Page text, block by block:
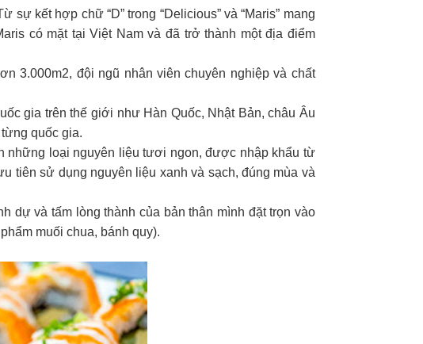
kết hợp chữ “D” trong “Delicious” và “Maris” mang
có mặt tại Việt Nam và đã trở thành một địa điểm
3.000m2, đội ngũ nhân viên chuyên nghiệp và chất
gia trên thế giới như Hàn Quốc, Nhật Bản, châu Âu
quốc gia.
những loại nguyên liệu tươi ngon, được nhập khẩu từ
tiên sử dụng nguyên liệu xanh và sạch, đúng mùa và
dự và tấm lòng thành của bản thân mình đặt trọn vào
muối chua, bánh quy).